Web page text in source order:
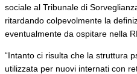
sociale al Tribunale di
ritardando colpevolmente la
eventualmente da ospitare nella
“Intanto ci risulta che la struttura
utilizzata per nuovi internati con